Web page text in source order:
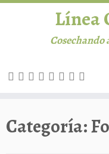
al
contenido
Línea
Cosechando
Línea Clave
Categoría: